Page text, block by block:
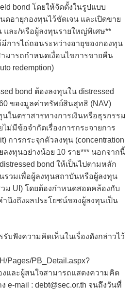
bond โดยให้จัดตั้งในรูปแบบ
อายุกองทุนไว้ชัดเจน และเปิดขาย
และ/หรือผู้ลงทุนรายใหญ่พิเศษ**
มีการไถ่ถอนระหว่างอายุของกองทุน
ามารถกำหนดเงื่อนไขการขายคืน
redemption)
bond ต้องลงทุนใน distressed
ของมูลค่าทรัพย์สินสุทธิ (NAV)
ในตราสารทางการเงินหรือธุรกรรม
ม่มีข้อจำกัดเรื่องการกระจายการ
การกระจุกตัวลงทุน (concentration
ลงทุนอย่างน้อย 10 ราย*** นอกจากนี้
bond ให้เป็นไปตามหลัก
รวมเพื่อผู้ลงทุนสถาบันหรือผู้ลงทุน
ม UI) โดยต้องกำหนดสอดคล้องกับ
นึงถึงผลประโยชน์ของผู้ลงทุนเป็น
รับฟังความคิดเห็นในเรื่องดังกล่าวไว้
Pages/PB_Detail.aspx?
งและผู้สนใจสามารถแสดงความคิด
e-mail : debt@sec.or.th จนถึงวันที่